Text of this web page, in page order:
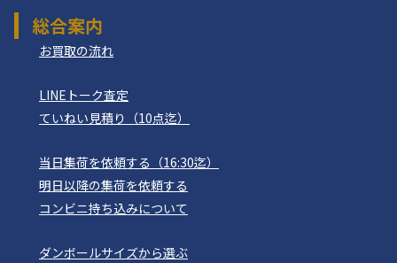
総合案内
お買取の流れ
LINEトーク査定
ていねい見積り（10点迄）
当日集荷を依頼する（16:30迄）
明日以降の集荷を依頼する
コンビニ持ち込みについて
ダンボールサイズから選ぶ